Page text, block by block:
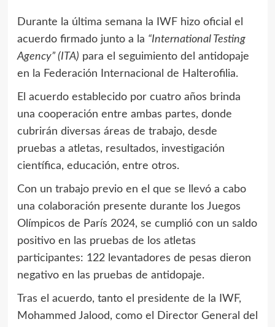
Durante la última semana la IWF hizo oficial el
acuerdo firmado junto a la “International Testing
Agency” (ITA) para el seguimiento del antidopaje
en la Federación Internacional de Halterofilia.
El acuerdo establecido por cuatro años brinda
una cooperación entre ambas partes, donde
cubrirán diversas áreas de trabajo, desde
pruebas a atletas, resultados, investigación
científica, educación, entre otros.
Con un trabajo previo en el que se llevó a cabo
una colaboración presente durante los Juegos
Olímpicos de París 2024, se cumplió con un saldo
positivo en las pruebas de los atletas
participantes: 122 levantadores de pesas dieron
negativo en las pruebas de antidopaje.
Tras el acuerdo, tanto el presidente de la IWF,
Mohammed Jalood, como el Director General del